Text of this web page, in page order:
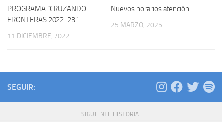
PROGRAMA “CRUZANDO
FRONTERAS 2022-23”
11 DICIEMBRE, 2022
Nuevos horarios atención
25 MARZO, 2025
SEGUIR:
SIGUIENTE HISTORIA